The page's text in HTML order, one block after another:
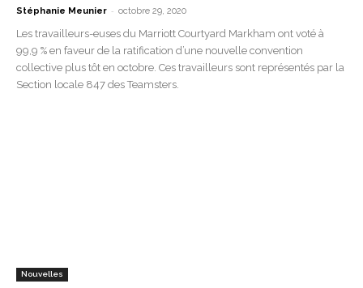
Stéphanie Meunier - octobre 29, 2020
Les travailleurs-euses du Marriott Courtyard Markham ont voté à
99,9 % en faveur de la ratification d’une nouvelle convention
collective plus tôt en octobre. Ces travailleurs sont représentés par la
Section locale 847 des Teamsters.
Nouvelles